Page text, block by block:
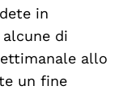
in
alcune di
allo
un fine